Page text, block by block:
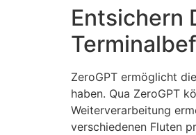
Entsichern
ZeroGPT ermöglicht
haben. Qua ZeroGPT
Weiterverarbeitung
verschiedenen Fluten